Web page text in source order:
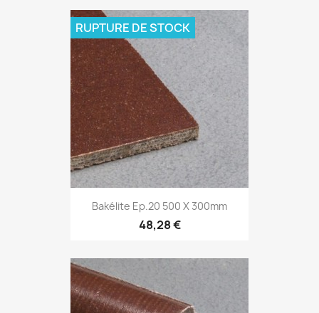
Bakélite Ep.20 500 X 300mm
48,28 €
RUPTURE DE STOCK